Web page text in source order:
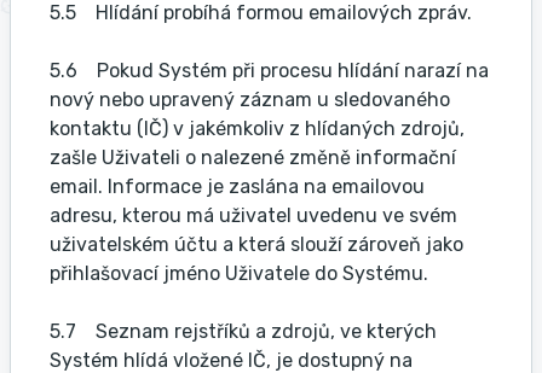
5.5 Hlídání probíhá formou emailových zpráv.
5.6 Pokud Systém při procesu hlídání narazí na
nový nebo upravený záznam u sledovaného
kontaktu (IČ) v jakémkoliv z hlídaných zdrojů,
zašle Uživateli o nalezené změně informační
email. Informace je zaslána na emailovou
adresu, kterou má uživatel uvedenu ve svém
uživatelském účtu a která slouží zároveň jako
přihlašovací jméno Uživatele do Systému.
5.7 Seznam rejstříků a zdrojů, ve kterých
Systém hlídá vložené IČ, je dostupný na